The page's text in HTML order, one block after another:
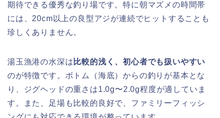
期待できる優秀な釣り場です。特に朝マズメの時間帯
には、20cm以上の良型アジが連続でヒットすることも
珍しくありません。
湯玉漁港の水深は 比較的浅く、初心者でも扱いやすい
のが特徴です。ボトム（海底）からの釣りが基本とな
り、ジグヘッドの重さは1.0g〜2.0g程度が適していま
す。また、足場も比較的良好で、ファミリーフィッシ